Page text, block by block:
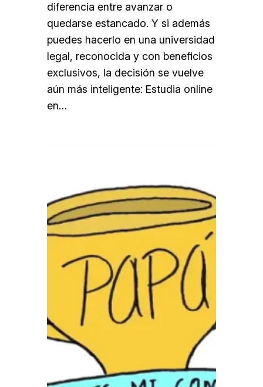
diferencia entre avanzar o
quedarse estancado. Y si además
puedes hacerlo en una universidad
legal, reconocida y con beneficios
exclusivos, la decisión se vuelve
aún más inteligente: Estudia online
en…